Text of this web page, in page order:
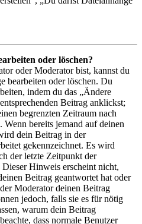
oder löschen?
oder Moderator bist, kannst du
bearbeiten oder löschen. Du
indem du das „Ändere
Beitrag anklickst;
begrenzten Zeitraum nach
bereits jemand auf deinen
dein Beitrag in der
gekennzeichnet. Es wird
der letzte Zeitpunkt der
Hinweis erscheint nicht,
Beitrag geantwortet hat oder
Moderator deinen Beitrag
jedoch, falls sie es für nötig
warum dein Beitrag
dass normale Benutzer